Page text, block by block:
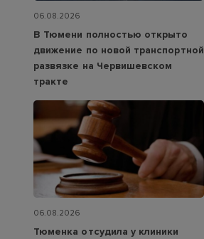
06.08.2026
В Тюмени полностью открыто
движение по новой транспортной
развязке на Червишевском
тракте
06.08.2026
Тюменка отсудила у клиники